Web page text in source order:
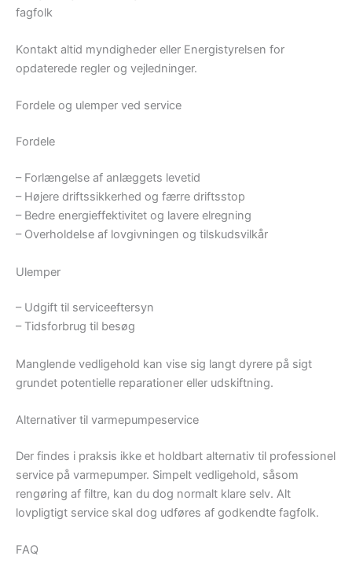
fagfolk
Kontakt altid myndigheder eller Energistyrelsen for
opdaterede regler og vejledninger.
Fordele og ulemper ved service
Fordele
– Forlængelse af anlæggets levetid
– Højere driftssikkerhed og færre driftsstop
– Bedre energieffektivitet og lavere elregning
– Overholdelse af lovgivningen og tilskudsvilkår
Ulemper
– Udgift til serviceeftersyn
– Tidsforbrug til besøg
Manglende vedligehold kan vise sig langt dyrere på sigt
grundet potentielle reparationer eller udskiftning.
Alternativer til varmepumpeservice
Der findes i praksis ikke et holdbart alternativ til professionel
service på varmepumper. Simpelt vedligehold, såsom
rengøring af filtre, kan du dog normalt klare selv. Alt
lovpligtigt service skal dog udføres af godkendte fagfolk.
FAQ